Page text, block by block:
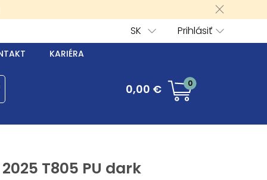
Prihlásiť
SK
KARIÉRA
0,00 € 0
T805 PU dark